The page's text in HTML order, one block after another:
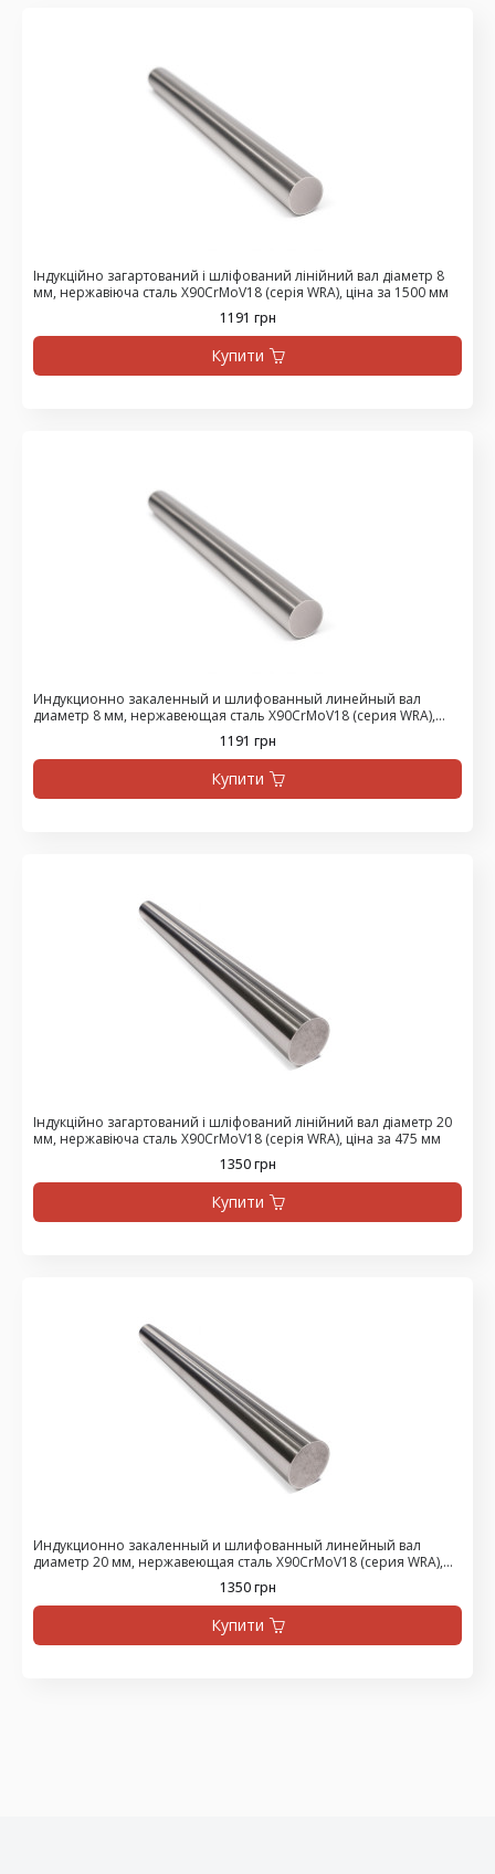
Індукційно загартований і шліфований лінійний вал діаметр 8
мм, нержавіюча сталь X90CrMoV18 (серія WRA), ціна за 1500 мм
1191 грн
Купити
Индукционно закаленный и шлифованный линейный вал
диаметр 8 мм, нержавеющая сталь X90CrMoV18 (серия WRA),
1191 грн
Купити
Індукційно загартований і шліфований лінійний вал діаметр 20
мм, нержавіюча сталь X90CrMoV18 (серія WRA), ціна за 475 мм
1350 грн
Купити
Индукционно закаленный и шлифованный линейный вал
диаметр 20 мм, нержавеющая сталь X90CrMoV18 (серия WRA),
1350 грн
Купити